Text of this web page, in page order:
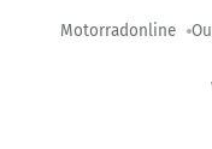
Motorradonline